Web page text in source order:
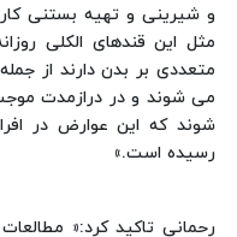
و شیرینی و تهیه بستنی
متعددی بر بدن دارند از
می شوند و در درازمدت
شوند که این عوارض در
رسیده است.»
رحمانی تاکید کرد:«